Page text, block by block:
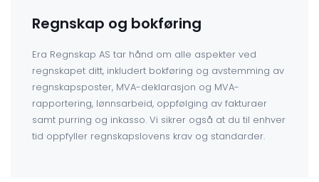
Regnskap og bokføring
Era Regnskap AS tar hånd om alle aspekter ved
regnskapet ditt, inkludert bokføring og avstemming av
regnskapsposter, MVA-deklarasjon og MVA-
rapportering, lønnsarbeid, oppfølging av fakturaer
samt purring og inkasso. Vi sikrer også at du til enhver
tid oppfyller regnskapslovens krav og standarder.